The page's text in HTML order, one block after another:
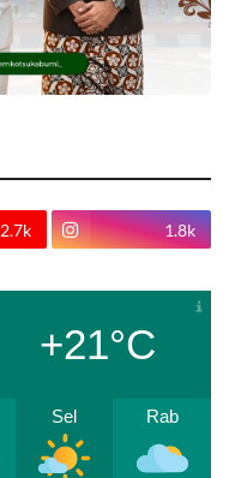
2.7k 1.8k
+21°C
Sel Rab